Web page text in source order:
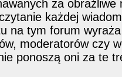
za obraźliwe
każdej
na tym forum
moderatorów czy
ponoszą oni za te